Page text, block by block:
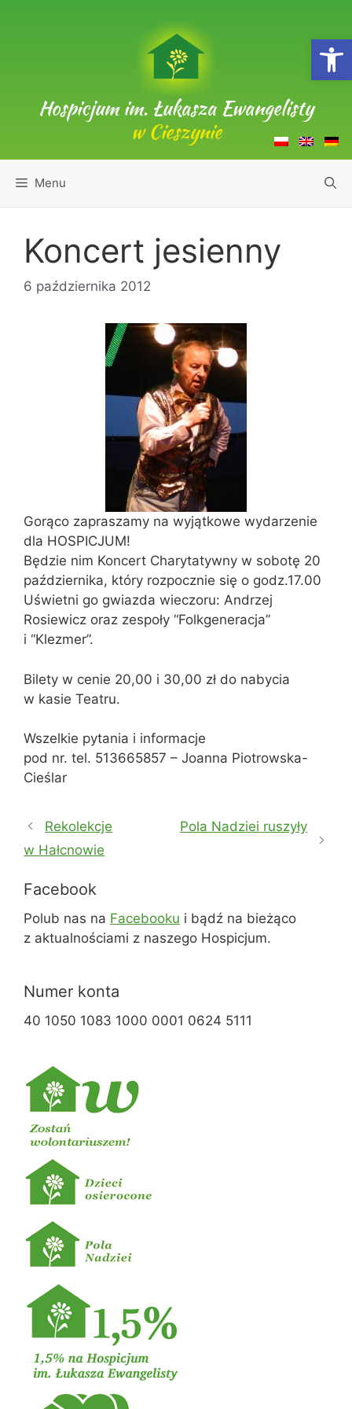
Hospicjum im. Łukasza Ewangelisty
w Cieszynie
Menu
Koncert jesienny
6 października 2012
Gorąco zapraszamy na wyjątkowe wydarzenie
dla HOSPICJUM!
Będzie nim Koncert Charytatywny w sobotę 20
października, który rozpocznie się o godz.17.00
Uświetni go gwiazda wieczoru: Andrzej
Rosiewicz oraz zespoły “Folkgeneracja”
i “Klezmer”.
Bilety w cenie 20,00 i 30,00 zł do nabycia
w kasie Teatru.
Wszelkie pytania i informacje
pod nr. tel. 513665857 – Joanna Piotrowska-
Cieślar
Rekolekcje
w Hałcnowie
Pola Nadziei ruszyły
Facebook
Polub nas na Facebooku i bądź na bieżąco
z aktualnościami z naszego Hospicjum.
Numer konta
40 1050 1083 1000 0001 0624 5111